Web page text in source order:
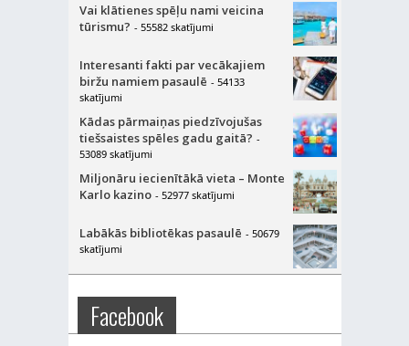
Vai klātienes spēļu nami veicina
tūrismu? - 55582 skatījumi
Interesanti fakti par vecākajiem
biržu namiem pasaulē - 54133
skatījumi
Kādas pārmaiņas piedzīvojušas
tiešsaistes spēles gadu gaitā? -
53089 skatījumi
Miljonāru iecienītākā vieta – Monte
Karlo kazino - 52977 skatījumi
Labākās bibliotēkas pasaulē - 50679
skatījumi
Facebook